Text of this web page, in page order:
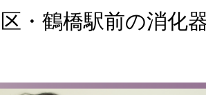
・鶴橋駅前の消化